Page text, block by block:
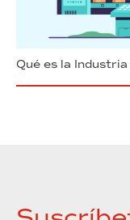
Qué es la